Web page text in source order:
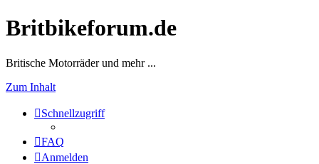
Britbikeforum.de
Britische Motorräder und mehr ...
Zum Inhalt
Schnellzugriff
FAQ
Anmelden